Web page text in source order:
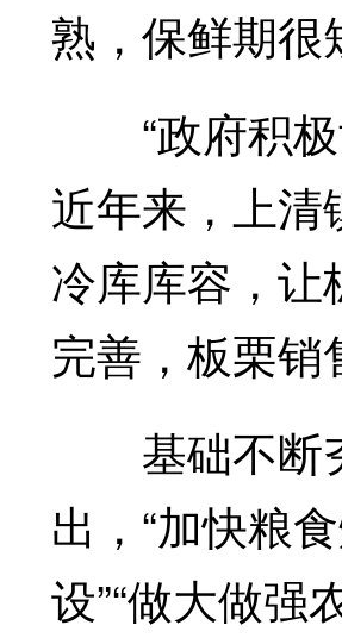
熟，保鲜期很
“政府积极
近年来，上
冷库库容，让
完善，板栗销
基础不断夯
出，“加快粮
设”“做大做强